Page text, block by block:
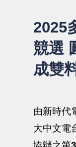
2025
競選
成雙
由新時代
大中文電